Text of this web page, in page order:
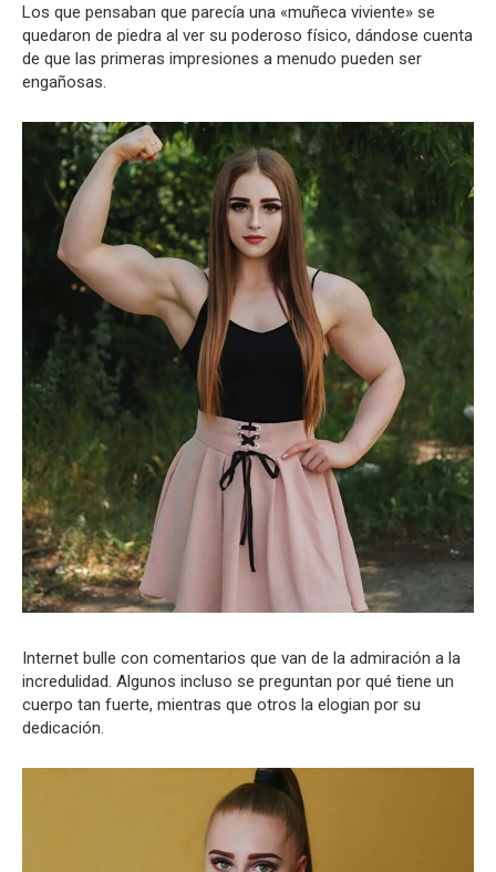
Los que pensaban que parecía una «muñeca viviente» se
quedaron de piedra al ver su poderoso físico, dándose cuenta
de que las primeras impresiones a menudo pueden ser
engañosas.
Internet bulle con comentarios que van de la admiración a la
incredulidad. Algunos incluso se preguntan por qué tiene un
cuerpo tan fuerte, mientras que otros la elogian por su
dedicación.